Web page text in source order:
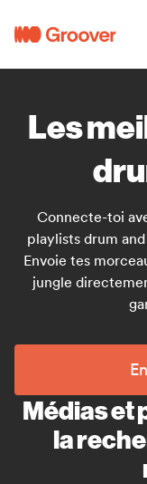
Les
Connecte-toi
playlists drum
Envoie tes
jungle
Médias et
la